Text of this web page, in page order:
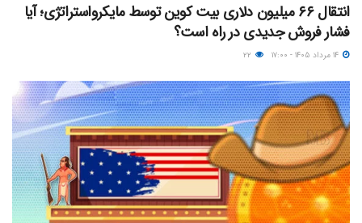
انتقال ۶۶ میلیون دلاری بیت کوین توسط مایکرواستراتژی؛ آیا
فشار فروش جدیدی در راه است؟